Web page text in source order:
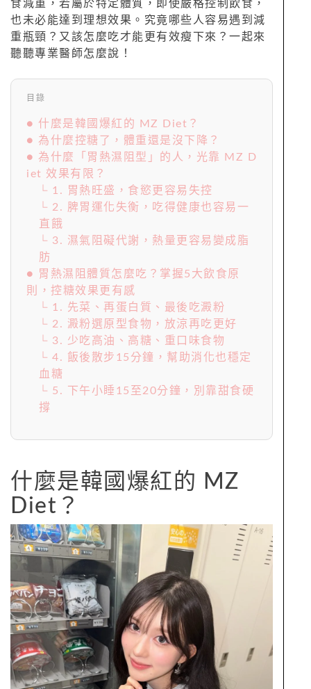
食減重，若屬於特定體質，即使嚴格控制飲食，
也未必能達到理想效果。究竟哪些人容易遇到減
重瓶頸？又該怎麼吃才能更有效瘦下來？一起來
聽聽專業醫師怎麼說！
目錄
● 什麼是韓國爆紅的 MZ Diet？
● 為什麼控糖了，體重還是沒下降？
● 為什麼「胃熱濕阻型」的人，光靠 MZ D
iet 效果有限？
└ 1. 胃熱旺盛，食慾更容易失控
└ 2. 脾胃運化失衡，吃得健康也容易一
直餓
└ 3. 濕氣阻礙代謝，熱量更容易變成脂
肪
● 胃熱濕阻體質怎麼吃？掌握5大飲食原
則，控糖效果更有感
└ 1. 先菜、再蛋白質、最後吃澱粉
└ 2. 澱粉選原型食物，放涼再吃更好
└ 3. 少吃高油、高糖、重口味食物
└ 4. 飯後散步15分鐘，幫助消化也穩定
血糖
└ 5. 下午小睡15至20分鐘，別靠甜食硬
撐
什麼是韓國爆紅的 MZ
Diet？